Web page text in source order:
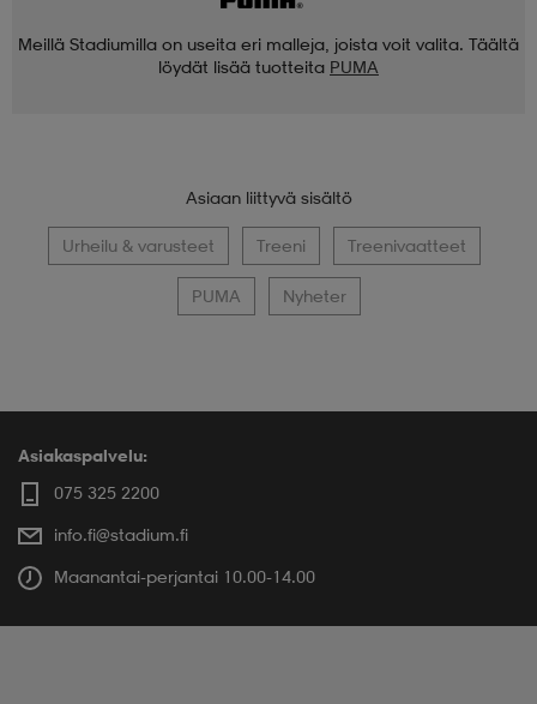
Meillä Stadiumilla on useita eri malleja, joista voit valita. Täältä
löydät lisää tuotteita PUMA
Asiaan liittyvä sisältö
Urheilu & varusteet Treeni Treenivaatteet
PUMA Nyheter
Asiakaspalvelu:
075 325 2200
info.fi@stadium.fi
Maanantai-perjantai 10.00-14.00